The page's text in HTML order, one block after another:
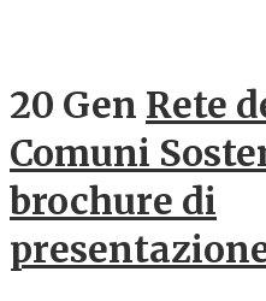
20 Gen Rete
Comuni
brochure di